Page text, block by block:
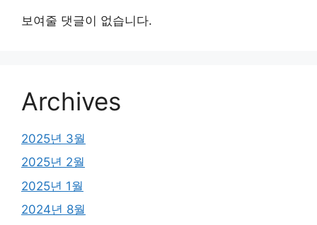
보여줄 댓글이 없습니다.
Archives
2025년 3월
2025년 2월
2025년 1월
2024년 8월